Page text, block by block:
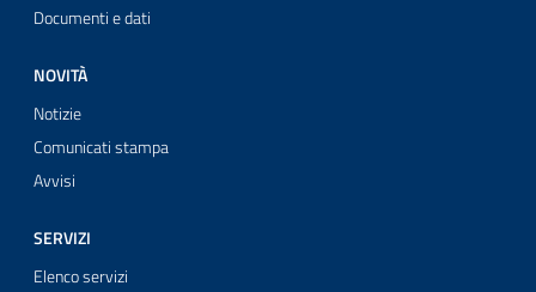
Documenti e dati
NOVITÀ
Notizie
Comunicati stampa
Avvisi
SERVIZI
Elenco servizi